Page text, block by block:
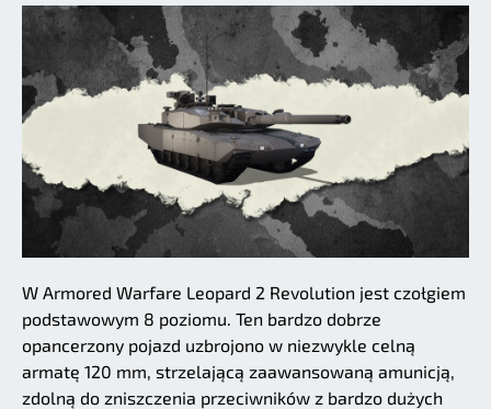
W Armored Warfare Leopard 2 Revolution jest czołgiem
podstawowym 8 poziomu. Ten bardzo dobrze
opancerzony pojazd uzbrojono w niezwykle celną
armatę 120 mm, strzelającą zaawansowaną amunicją,
zdolną do zniszczenia przeciwników z bardzo dużych